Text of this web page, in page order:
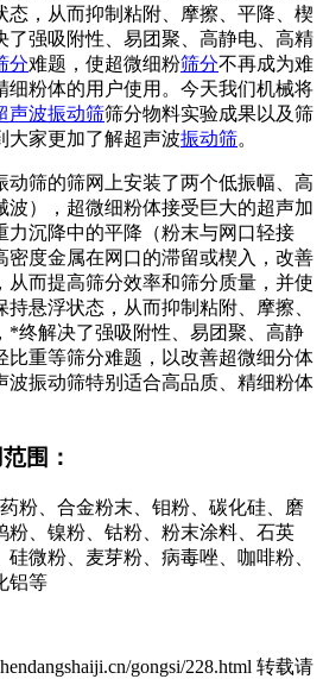
态，从而抑制粘附、摩擦、平降、楔
了强吸附性、易团聚、高静电、高精
分难题，使超微细粉筛分不再成为难
细粉体的用户使用。今天我们机械将
声波振动筛筛分物料实验成果以及筛
大家更加了解超声波振动筛。
动筛的筛网上安装了两个低振幅、高
波），超微细粉体接受巨大的超声加
力沉降中的平降（粉末与网口轻接
密度金属在网口的滞留或楔入，改善
从而提高筛分效率和筛分质量，并使
悬浮状态，从而抑制粘附、摩擦、
*终解决了强吸附性、易团聚、高静
比重等筛分难题，以改善超微细分体
波振动筛特别适合高品质、精细粉体
围：
粉、合金粉末、钼粉、碳化硅、磨
粉、镍粉、钴粉、粉末涂料、石英
微粉、麦芽粉、病毒唑、咖啡粉、
铝等
gongsi/228.html 转载请